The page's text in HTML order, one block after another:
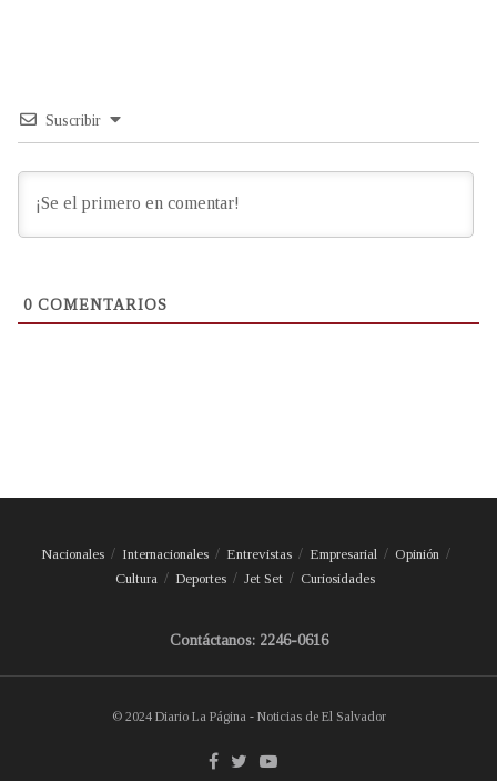
Suscribir
0 COMENTARIOS
Nacionales Internacionales Entrevistas Empresarial
Opinión
Cultura
Deportes Jet Set Curiosidades
Contáctanos: 2246-0616
© 2024 Diario La Página - Noticias de El Salvador